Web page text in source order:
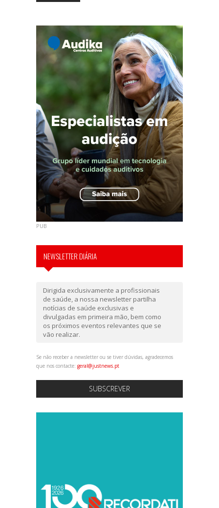
PUB
NEWSLETTER DIÁRIA
Dirigida exclusivamente a profissionais
de saúde, a nossa newsletter partilha
notícias de saúde exclusivas e
divulgadas em primeira mão, bem como
os próximos eventos relevantes que se
vão realizar.
Se não receber a newsletter ou se tiver dúvidas, agradecemos
que nos contacte: geral@justnews.pt
SUBSCREVER